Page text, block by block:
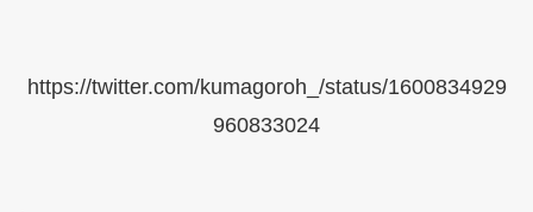
https://twitter.com/kumagoroh_/status/1600834929
960833024